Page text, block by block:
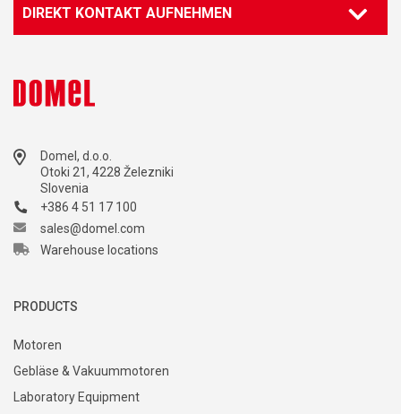
DIREKT KONTAKT AUFNEHMEN
Domel, d.o.o.
Otoki 21, 4228 Železniki
Slovenia
+386 4 51 17 100
sales@domel.com
Warehouse locations
PRODUCTS
Motoren
Gebläse & Vakuummotoren
Laboratory Equipment